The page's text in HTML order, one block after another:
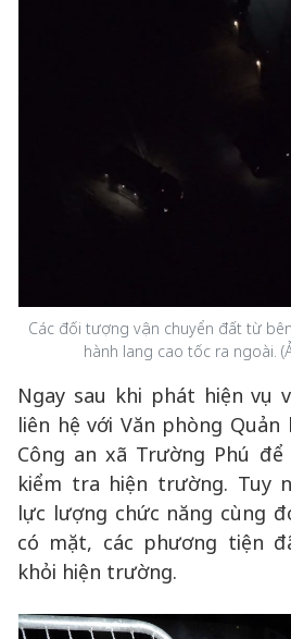
Các đối tượng vận chuyển đất từ
hành lang cao tốc ra ngoài.
Ngay sau khi phát hiện vụ
liên hệ với Văn phòng
Công an xã Trường Phú
kiểm tra hiện trường. Tuy
lực lượng chức năng cùng
có mặt, các phương tiện
khỏi hiện trường.